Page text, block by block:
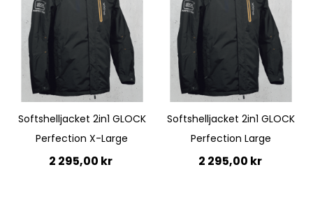
Quickview Quickview
Softshelljacket 2in1 GLOCK
Perfection X-Large
2 295,00 kr
Softshelljacket 2in1 GLOCK
Perfection Large
2 295,00 kr